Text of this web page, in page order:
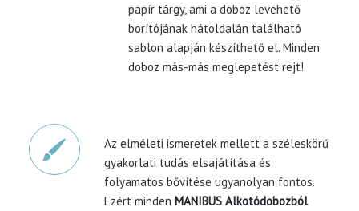
papír tárgy, ami a doboz levehető
borítójának hátoldalán található
sablon alapján készíthető el. Minden
doboz más-más meglepetést rejt!
Az elméleti ismeretek mellett a széleskörű
gyakorlati tudás elsajátítása és
folyamatos bővítése ugyanolyan fontos.
Ezért minden MANIBUS Alkotódobozból